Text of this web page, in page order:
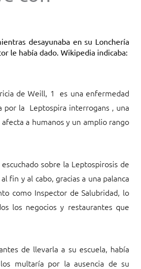
desayunaba en su Lonchería
le había dado. Wikipedia indicaba:
de Weill, 1 ​ es una enfermedad
por la Leptospira interrogans , una
a humanos y un amplio rango
sobre la Leptospirosis de
fin y al cabo, gracias a una palanca
como Inspector de Salubridad, lo
los negocios y restaurantes que
de llevarla a su escuela, había
multaría por la ausencia de su